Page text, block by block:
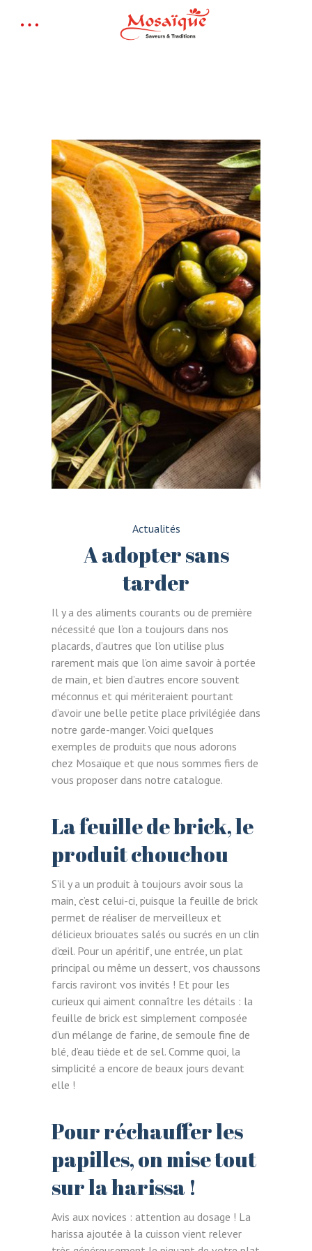
Actualités
A adopter sans
tarder
Il y a des aliments courants ou de première
nécessité que l’on a toujours dans nos
placards, d’autres que l’on utilise plus
rarement mais que l’on aime savoir à portée
de main, et bien d’autres encore souvent
méconnus et qui mériteraient pourtant
d’avoir une belle petite place privilégiée dans
notre garde-manger. Voici quelques
exemples de produits que nous adorons
chez Mosaïque et que nous sommes fiers de
vous proposer dans notre catalogue.
La feuille de brick, le
produit chouchou
S’il y a un produit à toujours avoir sous la
main, c’est celui-ci, puisque la feuille de brick
permet de réaliser de merveilleux et
délicieux briouates salés ou sucrés en un clin
d’œil. Pour un apéritif, une entrée, un plat
principal ou même un dessert, vos chaussons
farcis raviront vos invités ! Et pour les
curieux qui aiment connaître les détails : la
feuille de brick est simplement composée
d’un mélange de farine, de semoule fine de
blé, d’eau tiède et de sel. Comme quoi, la
simplicité a encore de beaux jours devant
elle !
Pour réchauffer les
papilles, on mise tout
sur la harissa !
Avis aux novices : attention au dosage ! La
harissa ajoutée à la cuisson vient relever